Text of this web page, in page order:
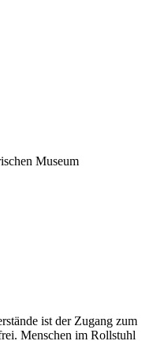
Museum
ist der Zugang zum
Menschen im Rollstuhl